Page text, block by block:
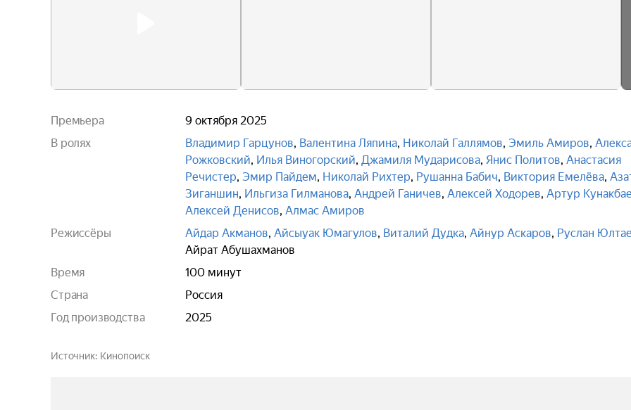
Премьера
9 октября 2025
В ролях
Владимир Гарцунов, Валентина Ляпина, Николай Галлямов, Эмиль Амиров,
Рожковский, Илья Виногорский, Джамиля Мударисова, Янис Политов, Анастасия
Речистер, Эмир Пайдем, Николай Рихтер, Рушанна Бабич, Виктория Емелёва,
Зиганшин, Ильгиза Гилманова, Андрей Ганичев, Алексей Ходорев, Артур
Алексей Денисов, Алмас Амиров
Режиссёры
Айдар Акманов, Айсыуак Юмагулов, Виталий Дудка, Айнур Аскаров, Руслан
Айрат Абушахманов
Время
100 минут
Страна
Россия
Год производства
2025
Источник Кинопоиск